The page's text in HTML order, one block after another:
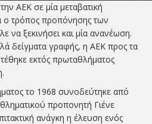
ΑΕΚ σε μία μεταβατική
ο τρόπος προπόνησης των
να ξεκινήσει και μία ανανέωση.
δείγματα γραφής, η ΑΕΚ προς τα
εκτός πρωταθλήματος
το 1968 συνοδεύτηκε από
προπονητή Γιένε
ανάγκη η έλευση ενός